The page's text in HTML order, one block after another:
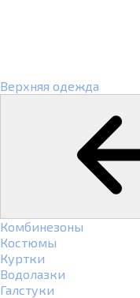
Верхняя одежда
Комбинезоны
Костюмы
Куртки
Водолазки
Галстуки